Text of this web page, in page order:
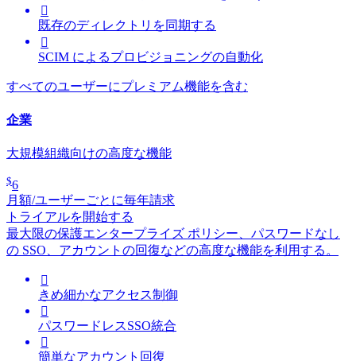

既存のディレクトリを同期する

SCIM によるプロビジョニングの自動化
すべてのユーザーにプレミアム機能を含む
企業
大規模組織向けの高度な機能
$6
月額/ユーザーごとに毎年請求
トライアルを開始する
最大限の保護エンタープライズ ポリシー、パスワードなし
の SSO、アカウントの回復などの高度な機能を利用する。

きめ細かなアクセス制御

パスワードレスSSO統合

簡単なアカウント回復